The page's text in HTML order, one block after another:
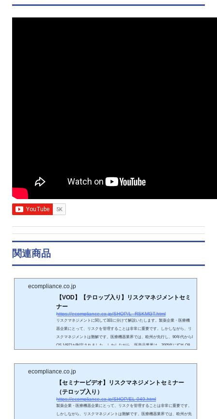
関連商品
ecompliance.co.jp
【VOD】【テロップ入り】リスクマネジメントセミ
ナー
https://ecompliance.co.jp/SHOP/L_RSKMGT.html
リスクマネジメントに関して3回に分けて解説いたします。製薬企業・医療機
器企業にとって、リスクを管理することは非常に重要です。しかしながら、リ
スクマネジメントは難解です。医療機器業界では、欧州が先行し、90年代からI
OS 14971が制定されました。しかしながら、医薬品業界は、2005年にICH-Q9
メントの概念がないまま、要員の経験と勘でリスクが管理されてきました。
ecompliance.co.jp
【セミナービデオ】リスクマネジメントセミナー
（テロップ入り）
https://ecompliance.co.jp/SHOP/EL-049.html
製薬企業・医療機器企業にとって、リスクを管理することは非常に重要です。
しかしながら、リスクマネジメントは難解です。医療機器業界では、欧州が先